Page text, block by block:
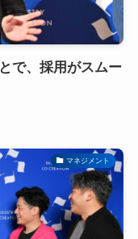
で、採用がスムー
マネジメント